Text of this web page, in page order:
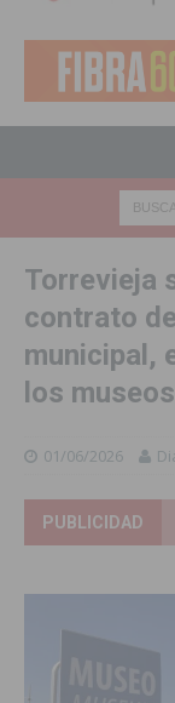
Torrevieja
contrato
municipal,
los
01/06/2026
PUBLICIDAD